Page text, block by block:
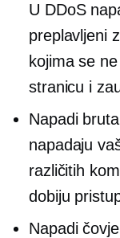
U DDoS
preplavljeni
kojima se
stranicu i
Napadi
napadaju
različitih
dobiju
Napadi